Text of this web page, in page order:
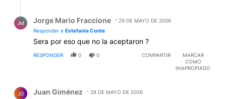
JM Jorge Mario Fraccione
29 DE MAYO DE 2026
Responder a Estefania Conte
Sera por eso que no la aceptaron ?
RESPONDER 0 0 COMPARTIR
MARCAR
COMO
INAPROPIADO
JG Juan Giménez 28 DE MAYO DE 2026